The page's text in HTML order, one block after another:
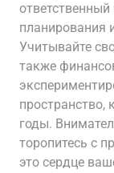
планирования
Учитывайте
также
пространство,
годы.
торопитесь с
это сердце